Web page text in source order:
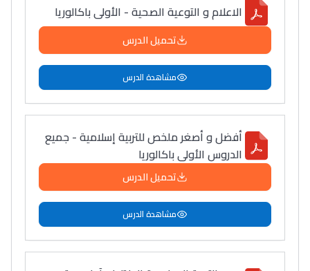
الاعلام و التوعية الصحية - الأولى باكالوريا
تحميل الدرس
مشاهدة الدرس
أفضل و أصغر ملخص للتربية إسلامية - جميع
الدروس الأولى باكالوريا
تحميل الدرس
مشاهدة الدرس